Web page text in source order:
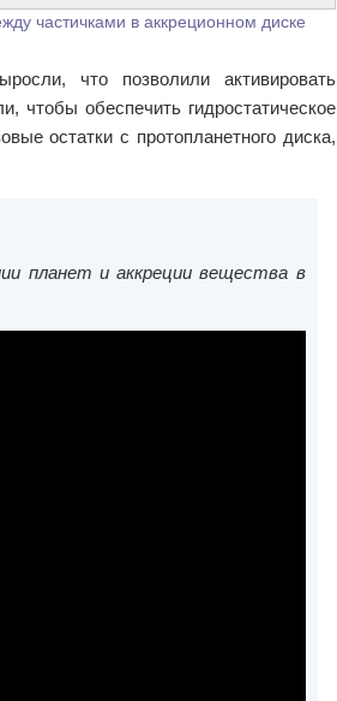
частичками в аккреционном диске
что позволили активировать
чтобы обеспечить гидростатическое
остатки с протопланетного диска,
планет и аккреции вещества в